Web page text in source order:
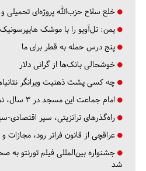
خلع سلاح حزب‌الله پروژه‌ای تحمیلی
یمن: تل‌آویو را با موشک
پنج درس‌ حمله به قطر برای ما
خوشحالی بانک‌ها از گرانی دلار
چه کسی پشت ذهنیت ویرانگر
امام جماعت این مسجد در ۳ سال، نمازگزاران را ۴ برابر کرد
راه‌گذرهای ترانزیتی، سپر اقتصادی-
عراقچی از قانون فراتر رود،
جشنواره بین‌المللی فیلم تورنتو به
شد